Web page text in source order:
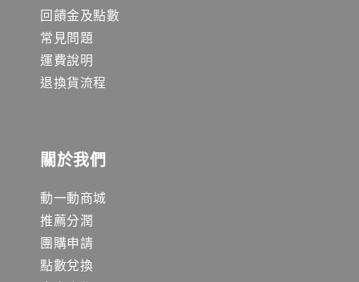
回饋金及點數
常見問題
運費說明
退換貨流程
關於我們
動一動商城
推薦分潤
團購申請
點數兌換